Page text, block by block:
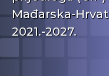
Mađarska-
2021.-2027.